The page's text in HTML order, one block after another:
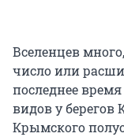
Вселенцев
число или
последнее
видов у берегов
Крымского